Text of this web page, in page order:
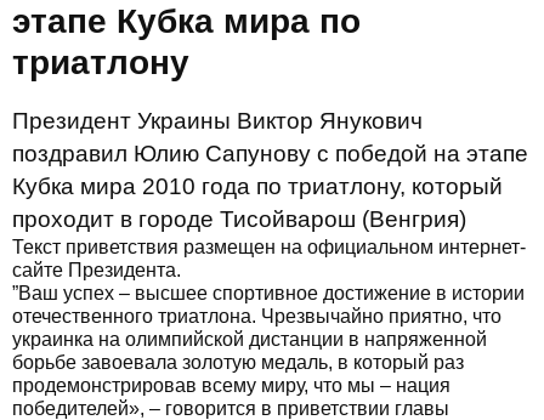
этапе Кубка мира по
триатлону
Президент Украины Виктор Янукович
поздравил Юлию Сапунову с победой на этапе
Кубка мира 2010 года по триатлону, который
проходит в городе Тисойварош (Венгрия)
Текст приветствия размещен на официальном интернет-
сайте Президента.
”Ваш успех – высшее спортивное достижение в истории
отечественного триатлона. Чрезвычайно приятно, что
украинка на олимпийской дистанции в напряженной
борьбе завоевала золотую медаль, в который раз
продемонстрировав всему миру, что мы – нация
победителей», – говорится в приветствии главы